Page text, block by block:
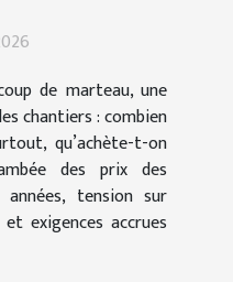
de marteau, une
chantiers : combien
qu’achète-t-on
des prix des
tension sur
exigences accrues